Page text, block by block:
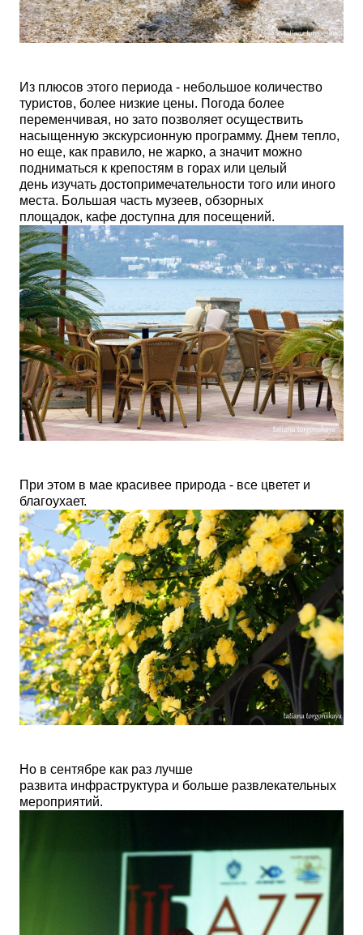
Из плюсов этого периода - небольшое количество
туристов, более низкие цены. Погода более
переменчивая, но зато позволяет осуществить
насыщенную экскурсионную программу. Днем тепло,
но еще, как правило, не жарко, а значит можно
подниматься к крепостям в горах или целый
день изучать достопримечательности того или иного
места. Большая часть музеев, обзорных
площадок, кафе доступна для посещений.
При этом в мае красивее природа - все цветет и
благоухает.
Но в сентябре как раз лучше
развита инфраструктура и больше развлекательных
мероприятий.